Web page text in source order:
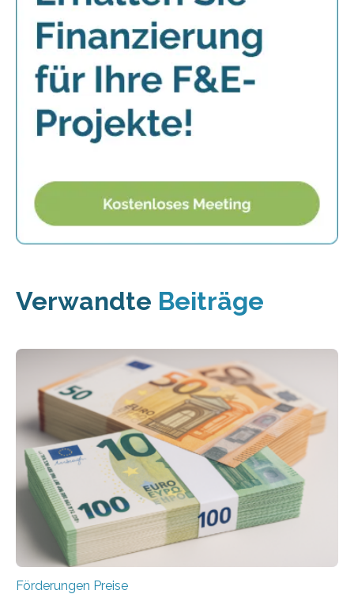
Verwandte Beiträge
Förderungen Preise